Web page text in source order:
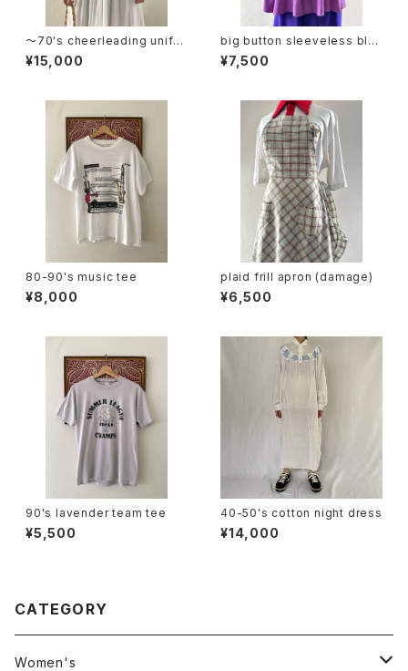
〜70's cheerleading unifor
m half zip jacket
¥15,000
big button sleeveless blo
use
¥7,500
80-90's music tee
¥8,000
plaid frill apron (damage)
¥6,500
90's lavender team tee
¥5,500
40-50's cotton night dress
¥14,000
CATEGORY
Women's